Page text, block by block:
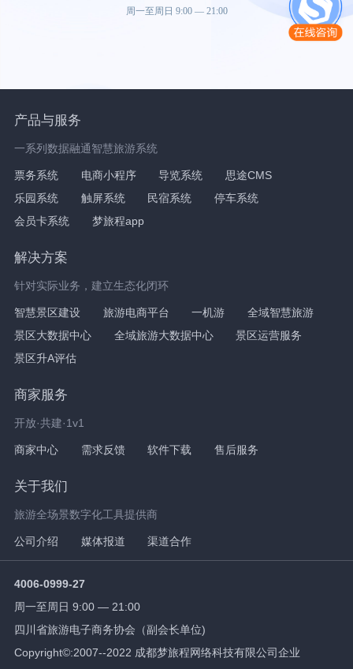
周一至周日 9:00 — 21:00
产品与服务
一系列数据融通智慧旅游系统
票务系统 电商小程序 导览系统
思途CMS
乐园系统
触屏系统 民宿系统
停车系统
会员卡系统
梦旅程app
解决方案
针对实际业务，建立生态化闭环
智慧景区建设 旅游电商平台 一机游
全域智慧旅游
景区大数据中心
全域旅游大数据中心
景区运营服务
景区升A评估
商家服务
开放·共建·1v1
商家中心 需求反馈 软件下载 售后服务
关于我们
旅游全场景数字化工具提供商
公司介绍 媒体报道 渠道合作
4006-0999-27
周一至周日 9:00 — 21:00
四川省旅游电子商务协会（副会长单位)
Copyright©:2007--2022 成都梦旅程网络科技有限公司企业